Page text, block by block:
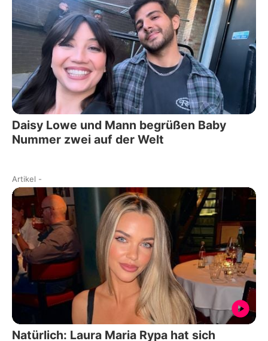
Daisy Lowe und Mann begrüßen Baby
Nummer zwei auf der Welt
Artikel -
Natürlich: Laura Maria Rypa hat sich